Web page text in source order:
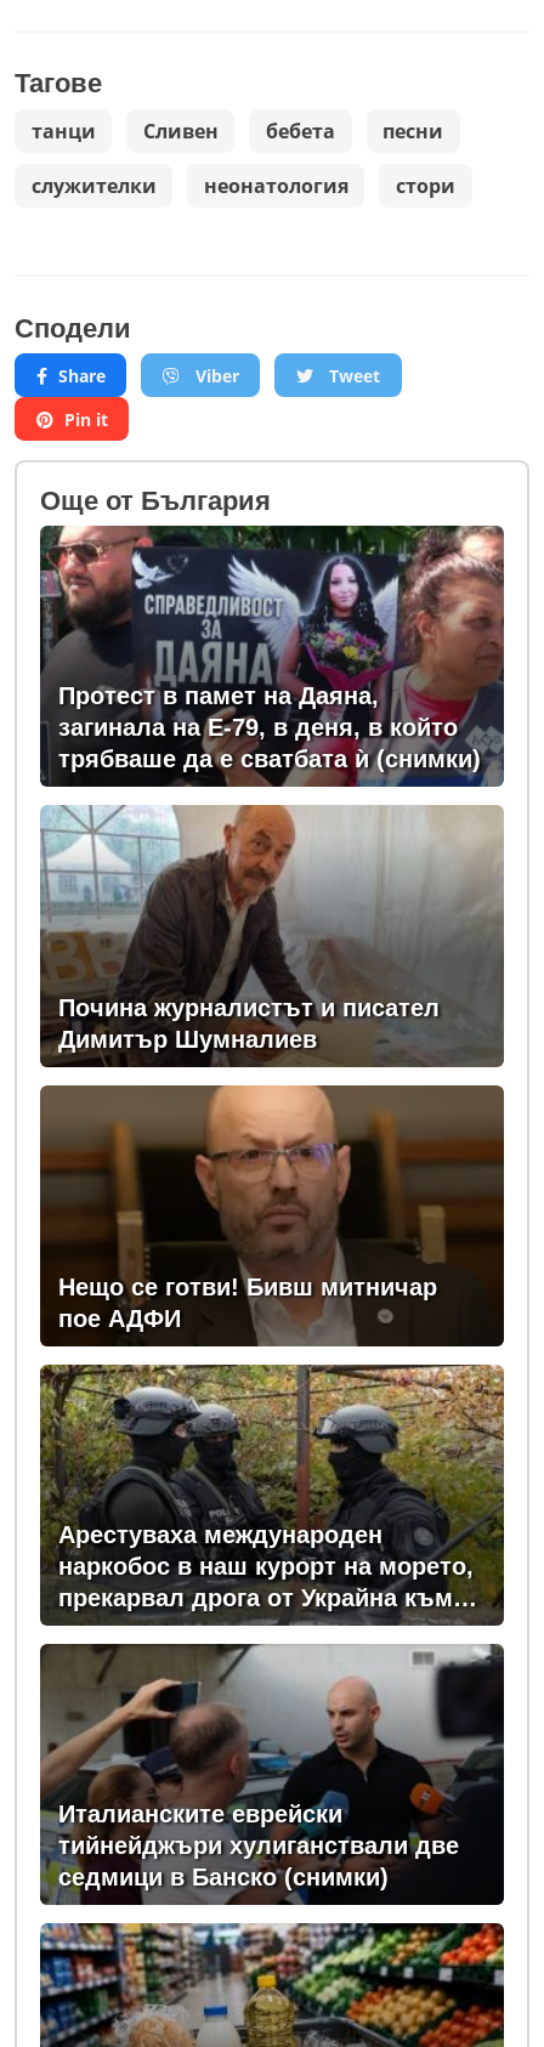
Тагове
танци Сливен бебета песни
служителки неонатология стори
Сподели
Share Viber
Tweet
Pin it
Oще от България
Протест в памет на Даяна,
загинала на Е-79, в деня, в който
трябваше да е сватбата ѝ (снимки)
Почина журналистът и писател
Димитър Шумналиев
Нещо се готви! Бивш митничар
пое АДФИ
Арестуваха международен
наркобос в наш курорт на морето,
прекарвал дрога от Украйна към
ЕС
Италианските еврейски
тийнейджъри хулиганствали две
седмици в Банско (снимки)